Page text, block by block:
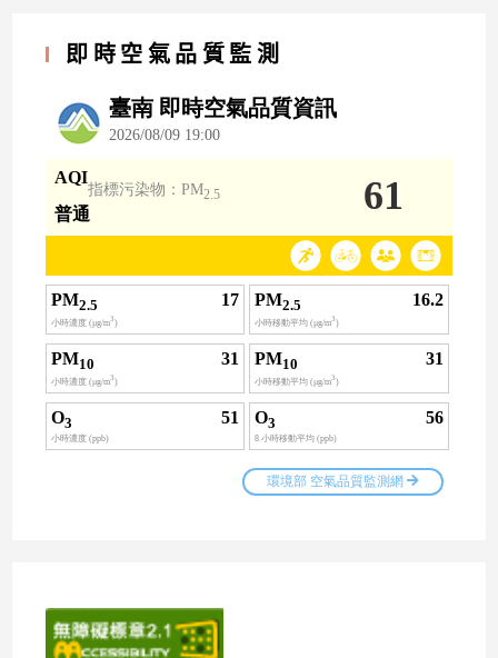
即時空氣品質監測